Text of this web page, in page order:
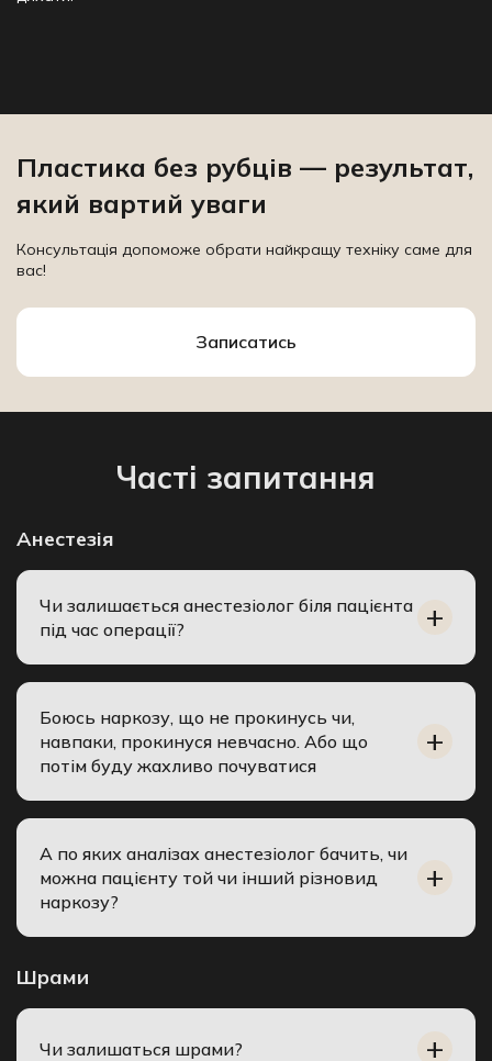
Пластика без рубців — результат,
який вартий уваги
Консультація допоможе обрати найкращу техніку саме для
вас!
Записатись
Часті запитання
Анестезія
Чи залишається анестезіолог біля пацієнта
під час операції?
Боюсь наркозу, що не прокинусь чи,
навпаки, прокинуся невчасно. Або що
потім буду жахливо почуватися
А по яких аналізах анестезіолог бачить, чи
можна пацієнту той чи інший різновид
наркозу?
Шрами
Чи залишаться шрами?